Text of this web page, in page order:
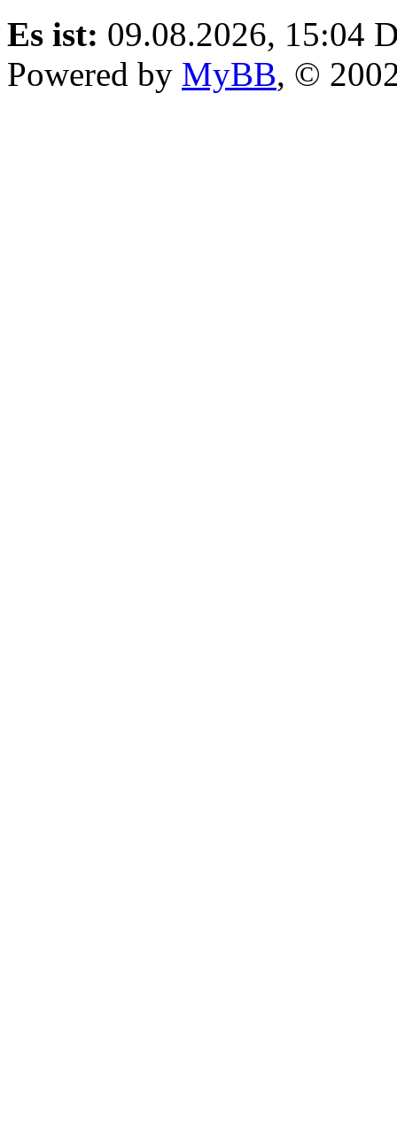
Es ist: 09.08.2026, 15:04
Powered by MyBB, ©